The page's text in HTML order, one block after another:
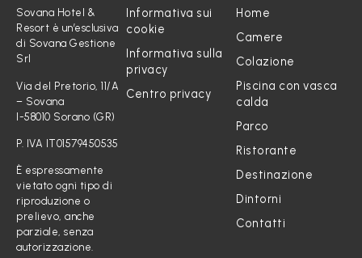
Sovana Hotel &
Resort è un’esclusiva
di Sovana Gestione
Srl
Via del Pretorio, 11/A
– Sovana
I-58010 Sorano (GR)
P. IVA IT01579450535
È espressamente
vietato ogni tipo di
riproduzione o
prelievo, anche
parziale, senza
autorizzazione.
Informativa sui
cookie
Informativa sulla
privacy
Centro privacy
Home
Camere
Colazione
Piscina con vasca
calda
Parco
Ristorante
Destinazione
Dintorni
Contatti